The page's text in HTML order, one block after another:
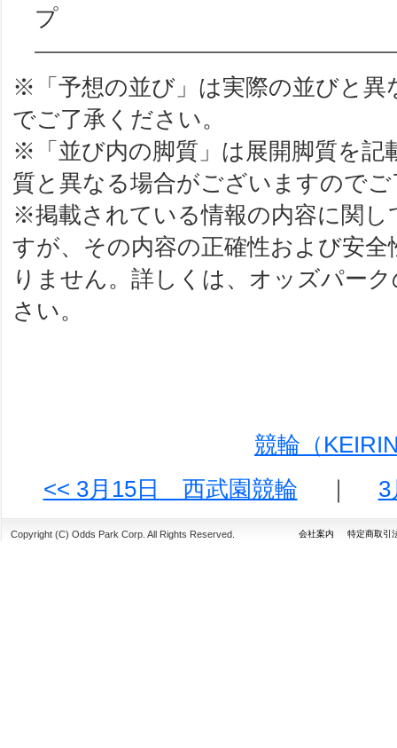
プ
※「予想の並び」は実際の並びと異
でご了承ください。
※「並び内の脚質」は展開脚質を記
質と異なる場合がございますので
※掲載されている情報の内容に関
すが、その内容の正確性および安
りません。詳しくは、オッズパー
さい。
競輪（
<< 3月15日 西武園競輪
｜
Copyright (C) Odds Park Corp. All Rights Reserved. 会社案内 特定商取引